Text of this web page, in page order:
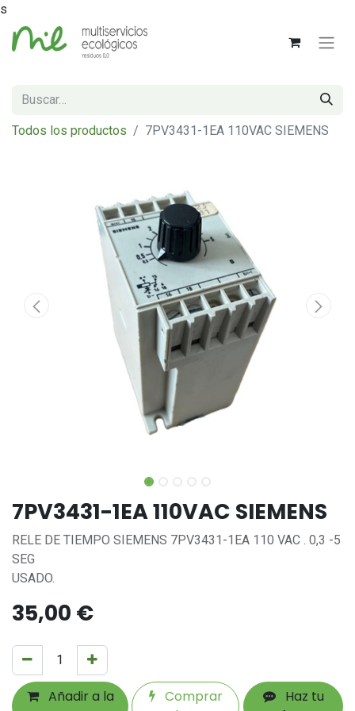
s
Todos los productos 7PV3431-1EA 110VAC SIEMENS
7PV3431-1EA 110VAC SIEMENS
RELE DE TIEMPO SIEMENS 7PV3431-1EA 110 VAC . 0,3 -5
SEG
USADO.
35,00 €
Añadir a la
Comprar
Haz tu